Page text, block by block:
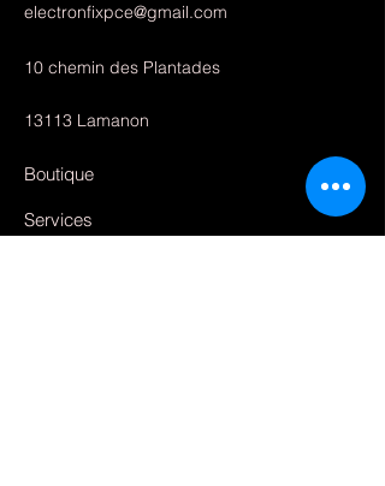
electronfixpce@gmail.com
10 chemin des Plantades
13113 Lamanon
Boutique
Services